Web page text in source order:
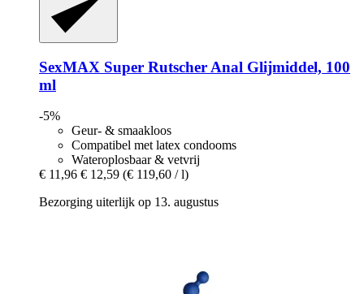
SexMAX Super Rutscher Anal Glijmiddel, 100
ml
-5%
Geur- & smaakloos
Compatibel met latex condooms
Wateroplosbaar & vetvrij
€ 11,96 € 12,59 (€ 119,60 / l)
Bezorging uiterlijk op 13. augustus